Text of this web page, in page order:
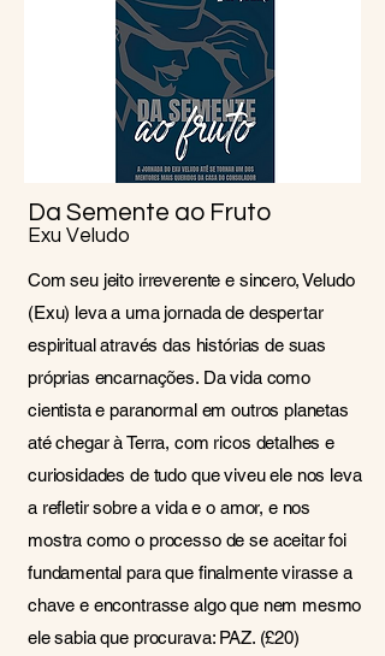
Da Semente ao Fruto
Exu Veludo
Com seu jeito irreverente e sincero, Veludo
(Exu) leva a uma jornada de despertar
espiritual através das histórias de suas
próprias encarnações. Da vida como
cientista e paranormal em outros planetas
até chegar à Terra, com ricos detalhes e
curiosidades de tudo que viveu ele nos leva
a refletir sobre a vida e o amor, e nos
mostra como o processo de se aceitar foi
fundamental para que finalmente virasse a
chave e encontrasse algo que nem mesmo
ele sabia que procurava: PAZ. (£20)